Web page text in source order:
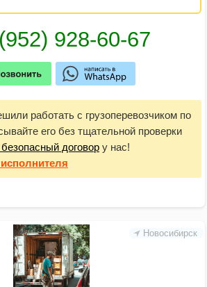
работать с грузоперевозчиком по
его без тщательной проверки
договор у нас!
Новосибирск